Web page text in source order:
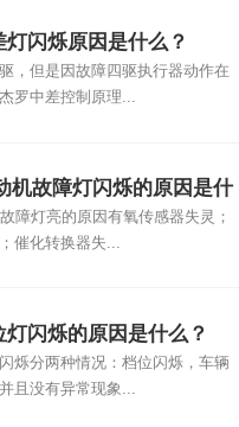
闪烁原因是什么？
，但是因故障四驱执行器动作在
罗中差控制原理...
机故障灯闪烁的原因是什
障灯亮的原因有氧传感器失灵；
催化转换器失...
闪烁的原因是什么？
烁分两种情况：档位闪烁，车辆
且没有异常现象...